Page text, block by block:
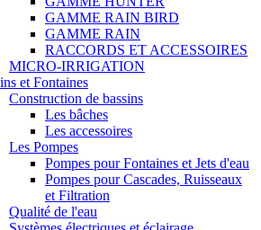
GAMME RAIN BIRD
GAMME RAIN
RACCORDS ET ACCESSOIRES
MICRO-IRRIGATION
et Fontaines
Construction de bassins
Les bâches
Les accessoires
Les Pompes
Pompes pour Fontaines et Jets d'eau
Pompes pour Cascades, Ruisseaux
et Filtration
Qualité de l'eau